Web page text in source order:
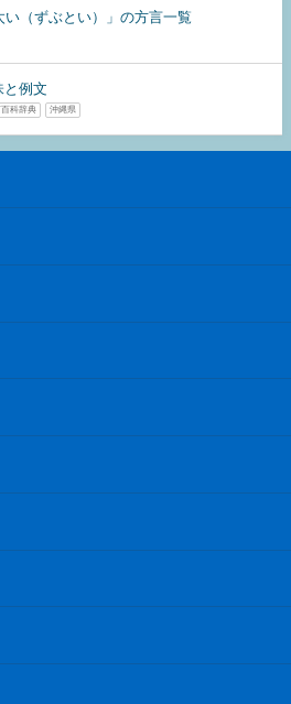
い（ずぶとい）」の方言一覧
と例文
科辞典 沖縄県